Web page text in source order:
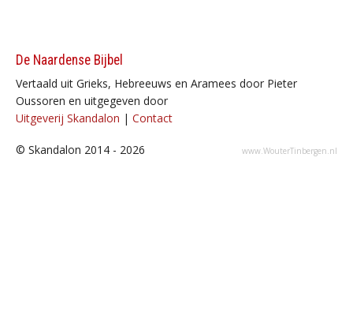
De Naardense Bijbel
Vertaald uit Grieks, Hebreeuws en Aramees door Pieter
Oussoren en uitgegeven door
Uitgeverij Skandalon | Contact
www.WouterTinbergen.nl
© Skandalon 2014 - 2026